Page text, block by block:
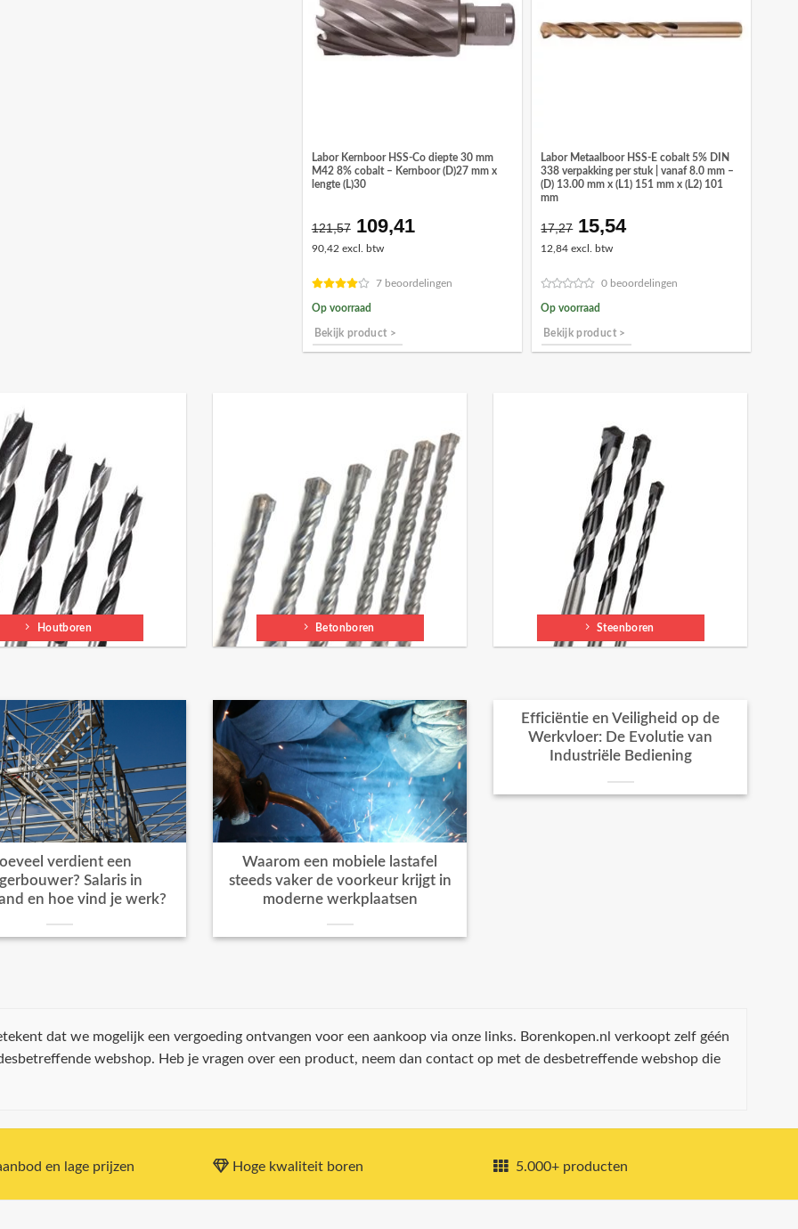
Labor Kernboor HSS-Co diepte 30 mm
M42 8% cobalt – Kernboor (D)27 mm x
lengte (L)30
121,57 Oorspronkelijke
prijs
€121,57.
109,41
€109,41.
90,42 excl. btw
7 beoordelingen
Op voorraad
Bekijk product >
Labor Metaalboor HSS-E cobalt 5% DIN
338 verpakking per stuk | vanaf 8.0 mm –
(D) 13.00 mm x (L1) 151 mm x (L2) 101
mm
17,27 Oorspronkelijke
prijs
€17,27.
15,54Huidige
€15,54.
12,84 excl. btw
0 beoordelingen
Op voorraad
Bekijk product >
Houtboren Betonboren Steenboren
verdient een
Salaris in
en hoe vind je werk?
Waarom een mobiele lastafel
steeds vaker de voorkeur krijgt in
moderne werkplaatsen
Efficiëntie en Veiligheid op de
Werkvloer: De Evolutie van
Industriële Bediening
dat we mogelijk een vergoeding ontvangen voor een aankoop via onze links. Borenkopen.nl verkoopt zelf géén
webshop. Heb je vragen over een product, neem dan contact op met de desbetreffende webshop die
en lage prijzen Hoge kwaliteit boren 5.000+ producten